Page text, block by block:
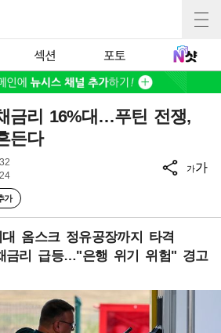
섹션 포토
금리 16%대…푸틴 전쟁,
든다
가
가가
옴스크 정유공장까지 타격
금리 급등…"은행 위기 위험" 경고